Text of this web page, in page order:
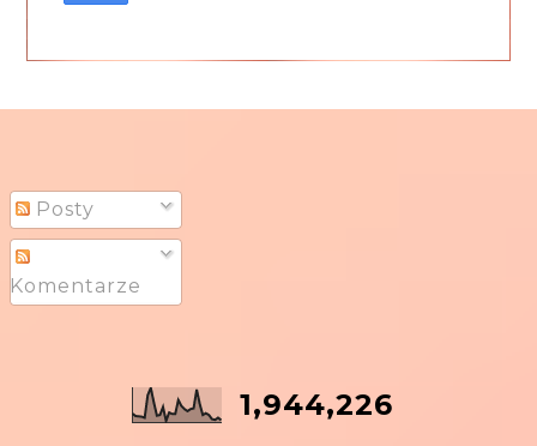
Posty
Komentarze
1,944,226